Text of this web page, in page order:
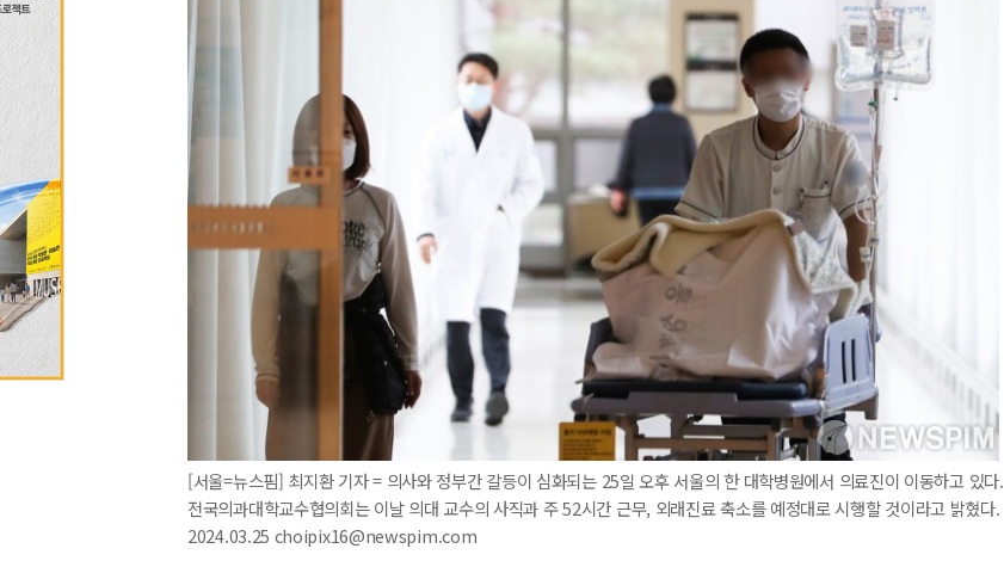
[서울=뉴스핌] 최지환 기자 = 의사와 정부간 갈등이 심화되는 25일 오후 서울의 한 대학병원에서 의료진이 이동하고 있다.
전국의과대학교수협의회는 이날 의대 교수의 사직과 주 52시간 근무, 외래진료 축소를 예정대로 시행할 것이라고 밝혔다.
2024.03.25 choipix16@newspim.com